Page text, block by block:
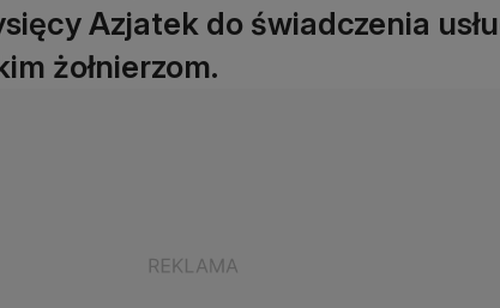
Azjatek do świadczenia
żołnierzom.